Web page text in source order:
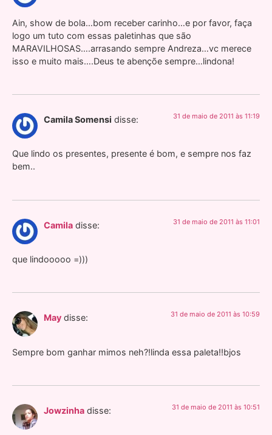
Ain, show de bola…bom receber carinho…e por favor, faça
logo um tuto com essas paletinhas que são
MARAVILHOSAS….arrasando sempre Andreza…vc merece
isso e muito mais….Deus te abençõe sempre…lindona!
Camila Somensi disse: 31 de maio de 2011 às 11:19
Que lindo os presentes, presente é bom, e sempre nos faz
bem..
Camila disse: 31 de maio de 2011 às 11:01
que lindooooo =)))
May disse: 31 de maio de 2011 às 10:59
Sempre bom ganhar mimos neh?!linda essa paleta!!bjos
Jowzinha disse: 31 de maio de 2011 às 10:51